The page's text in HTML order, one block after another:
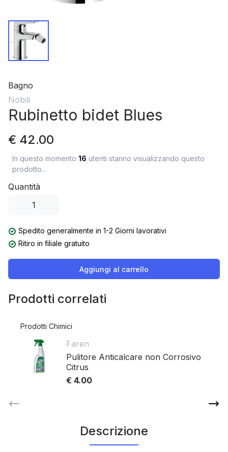
Bagno
Nobili
Rubinetto bidet Blues
€ 42.00
In questo momento 16 utenti stanno visualizzando questo
prodotto...
Quantità
Spedito generalmente in 1-2 Giorni lavorativi
Ritiro in filiale gratuito
Aggiungi al carrello
Prodotti correlati
Prodotti Chimici
Faren
Pulitore Anticalcare non Corrosivo
Citrus
€ 4.00
Descrizione